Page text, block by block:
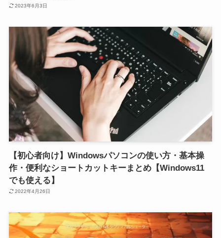
2023年6月3日
【初心者向け】Windowsパソコンの使い方・基本操
作・便利なショートカットキーまとめ【Windows11
でも使える】
2022年4月26日